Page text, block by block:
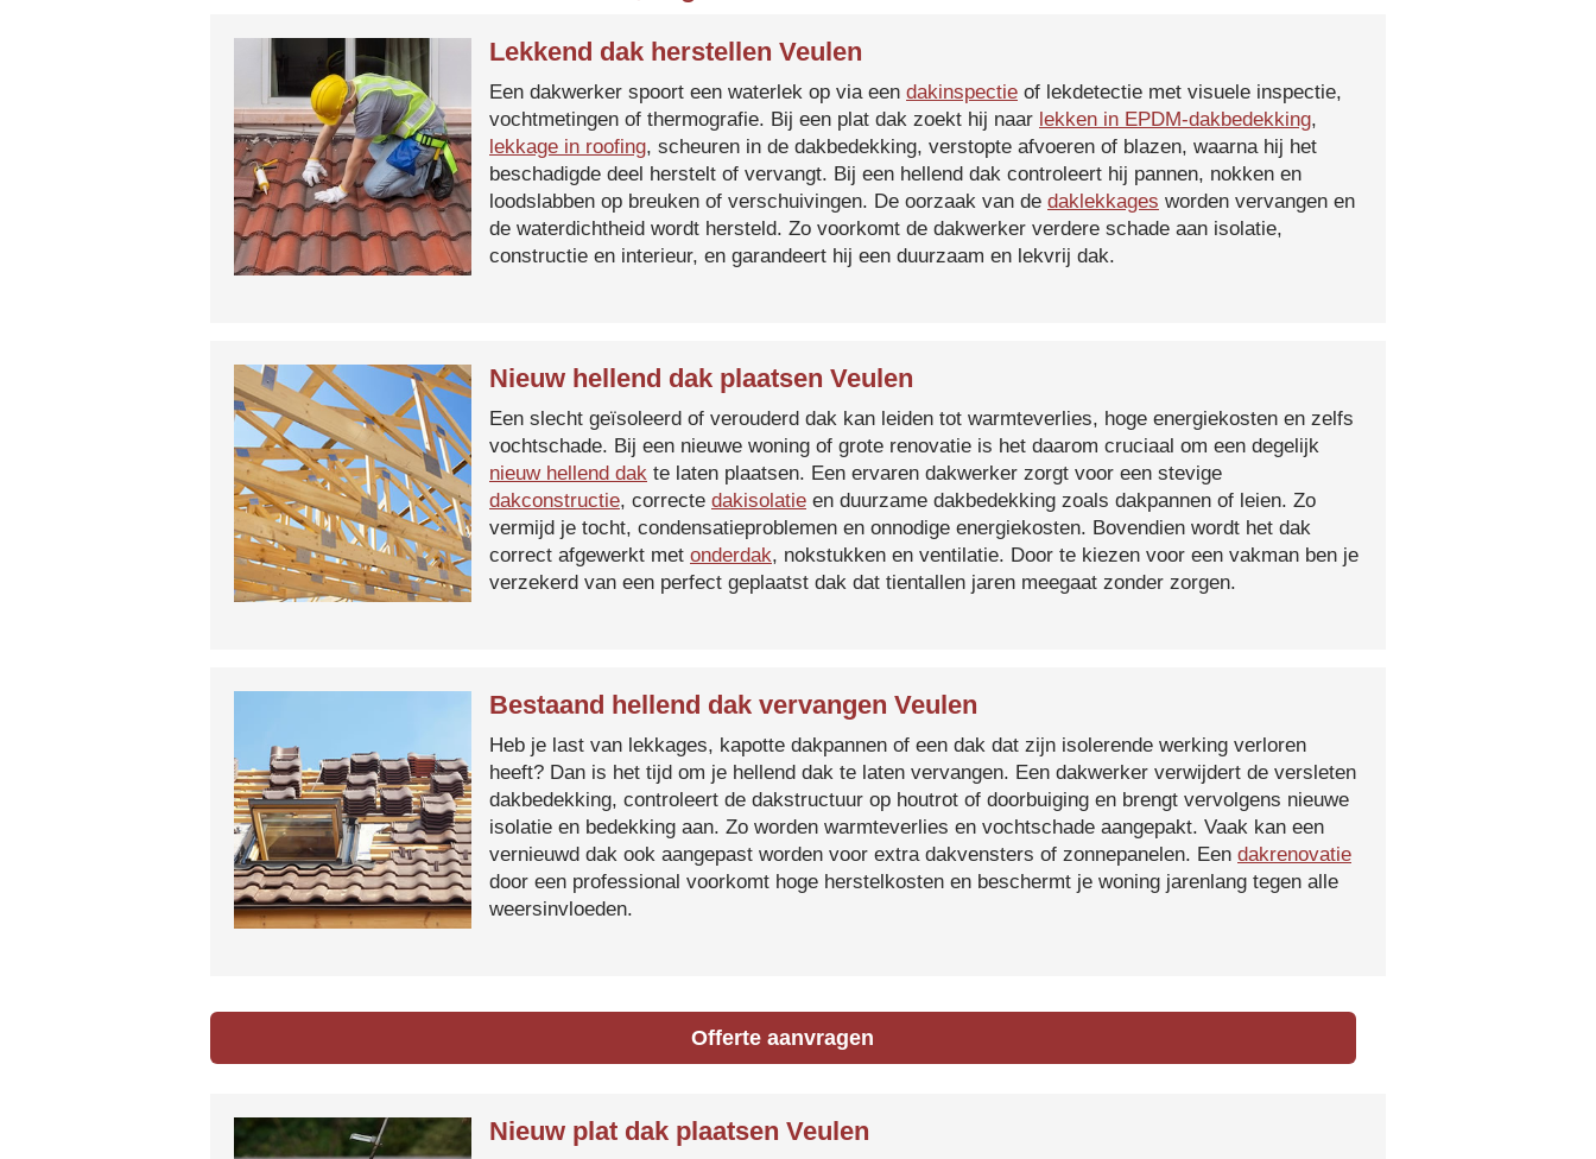
Lekkend dak herstellen Veulen
Een dakwerker spoort een waterlek op via een dakinspectie of lekdetectie met visuele inspectie,
vochtmetingen of thermografie. Bij een plat dak zoekt hij naar lekken in EPDM-dakbedekking,
lekkage in roofing, scheuren in de dakbedekking, verstopte afvoeren of blazen, waarna hij het
beschadigde deel herstelt of vervangt. Bij een hellend dak controleert hij pannen, nokken en
loodslabben op breuken of verschuivingen. De oorzaak van de daklekkages worden vervangen en
de waterdichtheid wordt hersteld. Zo voorkomt de dakwerker verdere schade aan isolatie,
constructie en interieur, en garandeert hij een duurzaam en lekvrij dak.
Nieuw hellend dak plaatsen Veulen
Een slecht geïsoleerd of verouderd dak kan leiden tot warmteverlies, hoge energiekosten en zelfs
vochtschade. Bij een nieuwe woning of grote renovatie is het daarom cruciaal om een degelijk
nieuw hellend dak te laten plaatsen. Een ervaren dakwerker zorgt voor een stevige
dakconstructie, correcte dakisolatie en duurzame dakbedekking zoals dakpannen of leien. Zo
vermijd je tocht, condensatieproblemen en onnodige energiekosten. Bovendien wordt het dak
correct afgewerkt met onderdak, nokstukken en ventilatie. Door te kiezen voor een vakman ben je
verzekerd van een perfect geplaatst dak dat tientallen jaren meegaat zonder zorgen.
Bestaand hellend dak vervangen Veulen
Heb je last van lekkages, kapotte dakpannen of een dak dat zijn isolerende werking verloren
heeft? Dan is het tijd om je hellend dak te laten vervangen. Een dakwerker verwijdert de versleten
dakbedekking, controleert de dakstructuur op houtrot of doorbuiging en brengt vervolgens nieuwe
isolatie en bedekking aan. Zo worden warmteverlies en vochtschade aangepakt. Vaak kan een
vernieuwd dak ook aangepast worden voor extra dakvensters of zonnepanelen. Een dakrenovatie
door een professional voorkomt hoge herstelkosten en beschermt je woning jarenlang tegen alle
weersinvloeden.
Offerte aanvragen
Nieuw plat dak plaatsen Veulen